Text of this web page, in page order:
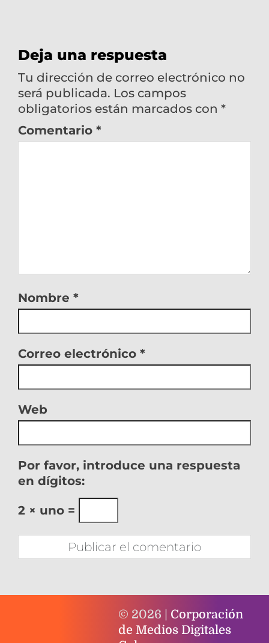
Deja una respuesta
Tu dirección de correo electrónico no
será publicada. Los campos
obligatorios están marcados con *
Comentario *
Nombre *
Correo electrónico *
Web
Por favor, introduce una respuesta
en dígitos:
2 × uno =
© 2026 | Corporación
de Medios Digitales